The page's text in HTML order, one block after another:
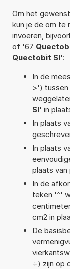
Om het
kun je de om te
invoeren,
of '67
Quectobit SI':
In de
>') tussen
SI' in
In plaats
In plaats
plaats van
In de
teken '^'
cm2 in
De
÷) zijn op